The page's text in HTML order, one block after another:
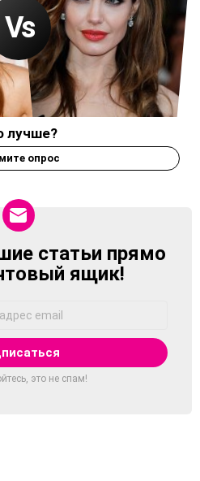
лучше?
опрос
статьи прямо
ящик!
это не спам!